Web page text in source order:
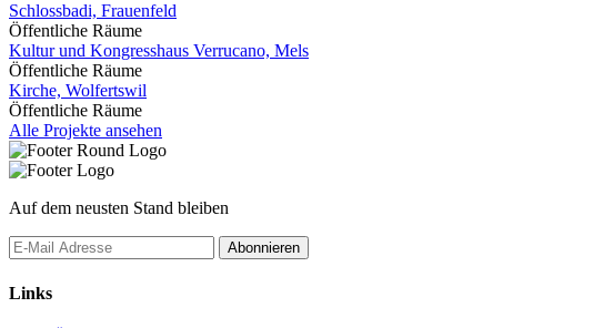
Schlossbadi, Frauenfeld
Öffentliche Räume
Kultur und Kongresshaus Verrucano, Mels
Öffentliche Räume
Kirche, Wolfertswil
Öffentliche Räume
Alle Projekte ansehen
Auf dem neusten Stand bleiben
Links